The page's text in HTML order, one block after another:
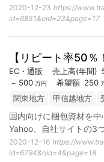
2020-12-23 https://
id=6831&oid=23&page=17
【リピート率50
EC・通販 売上高(年間)
~ 500 万円 希望額 250
関東地方 甲信越地方
国内向けに梱包資材を
Yahoo、自社サイトの3
2020-12-16 https://
id=6794&oid=4&page=18